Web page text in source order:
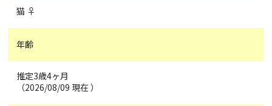
猫 ♀
年齢
推定3歳4ヶ月
（2026/08/09 現在 ）